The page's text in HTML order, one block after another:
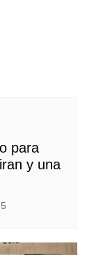
para
y una